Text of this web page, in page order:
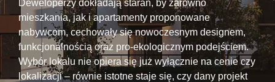
Deweloperzy dokładają starań, by zarówno
mieszkania, jak i apartamenty proponowane
nabywcom, cechowały się nowoczesnym designem,
funkcjonalnością oraz pro-ekologicznym podejściem.
Wybór lokalu nie opiera się już wyłącznie na cenie czy
lokalizacji – równie istotne staje się, czy dany projekt